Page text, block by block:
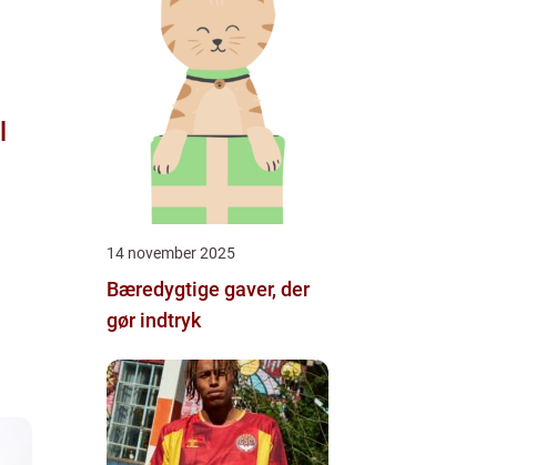
14 november 2025
Bæredygtige gaver, der
gør indtryk